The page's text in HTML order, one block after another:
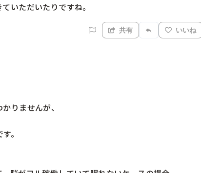
いただいたりですね。
共有 いいね
りませんが、
。